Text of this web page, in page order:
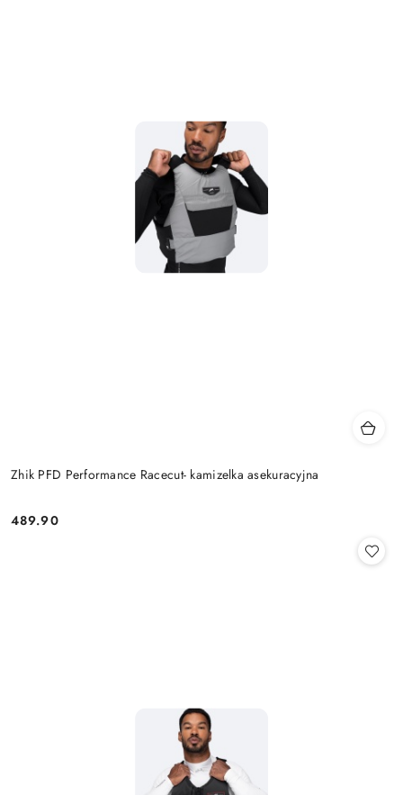
Zhik PFD Performance Racecut- kamizelka asekuracyjna
Cena:
489.90